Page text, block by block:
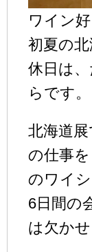
ワイン
初夏の
休日は
らです。
北海道
の仕事
のワイ
6日間の
は欠かせ